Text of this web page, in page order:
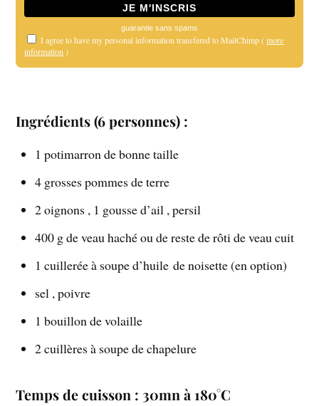
guarantie sans spams
I agree to have my personal information transfered to MailChimp (more
information )
Ingrédients(6 personnes) :
1 potimarron de bonne taille
4 grosses pommes de terre
2 oignons , 1 gousse d’ail , persil
400 g de veau haché ou de reste de rôti de veau cuit
1 cuillerée à soupe d’huile de noisette (en option)
sel , poivre
1 bouillon de volaille
2 cuillères à soupe de chapelure
Temps de cuisson : 30mn à 180°C